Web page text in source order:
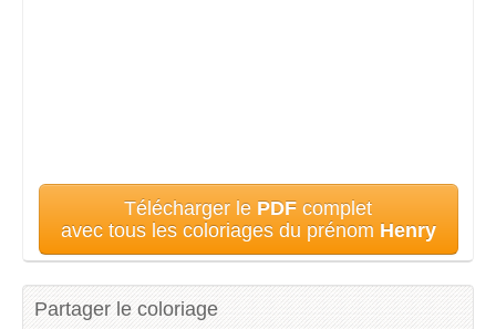
Télécharger le PDF complet
avec tous les coloriages du prénom Henry
Partager le coloriage